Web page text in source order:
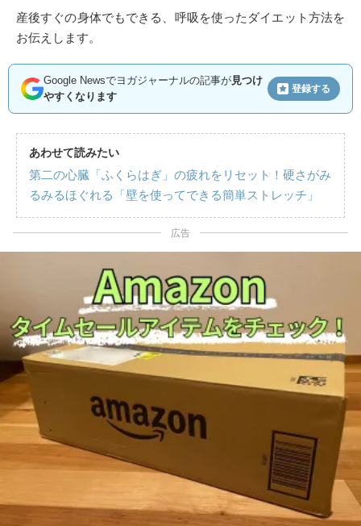
産後すぐの身体でもできる、呼吸を使ったダイエット方法を
お伝えします。
Google Newsでヨガジャーナルの記事が見つけ
やすくなります
登録する
あわせて読みたい
第二の心臓「ふくらはぎ」の疲れをリセット！硬さがみ
るみるほぐれる「壁を使ってできる簡単ストレッチ」
広告